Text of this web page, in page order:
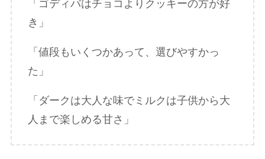
「ゴディバはチョコよりクッキーの方が好
き」
「値段もいくつかあって、選びやすかっ
た」
「ダークは大人な味でミルクは子供から大
人まで楽しめる甘さ」